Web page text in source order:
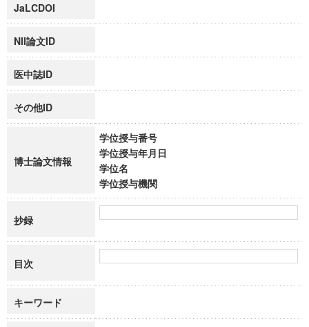
JaLCDOI
NII論文ID
医中誌ID
その他ID
博士論文情報
学位授与番号
学位授与年月日
学位名
学位授与機関
抄録
目次
キーワード